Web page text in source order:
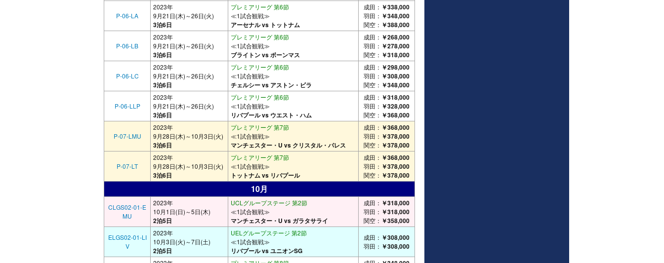
P-06-LA
2023年
9月21日(木)～26日(火)
3泊6日
プレミアリーグ 第6節
≪1試合観戦≫
アーセナル vs トットナム
成田： ￥338,000
羽田： ￥348,000
関空： ￥388,000
P-06-LB
2023年
9月21日(木)～26日(火)
3泊6日
プレミアリーグ 第6節
≪1試合観戦≫
ブライトン vs ボーンマス
成田： ￥268,000
羽田： ￥278,000
関空： ￥318,000
P-06-LC
2023年
9月21日(木)～26日(火)
3泊6日
プレミアリーグ 第6節
≪1試合観戦≫
チェルシー vs アストン・ビラ
成田： ￥298,000
羽田： ￥308,000
関空： ￥348,000
P-06-LLP
2023年
9月21日(木)～26日(火)
3泊6日
プレミアリーグ 第6節
≪1試合観戦≫
リバプール vs ウエスト・ハム
成田： ￥318,000
羽田： ￥328,000
関空： ￥368,000
P-07-LMU
2023年
9月28日(木)～10月3日(火)
3泊6日
プレミアリーグ 第7節
≪1試合観戦≫
マンチェスター・U vs クリスタル・パレス
成田： ￥368,000
羽田： ￥378,000
関空： ￥378,000
P-07-LT
2023年
9月28日(木)～10月3日(火)
3泊6日
プレミアリーグ 第7節
≪1試合観戦≫
トットナム vs リバプール
成田： ￥368,000
羽田： ￥378,000
関空： ￥378,000
10月
CLGS02-01-E
MU
2023年
10月1日(日)～5日(木)
2泊5日
UCLグループステージ 第2節
≪1試合観戦≫
マンチェスター・U vs ガラタサライ
成田： ￥318,000
羽田： ￥318,000
関空： ￥358,000
ELGS02-01-LI
V
2023年
10月3日(火)～7日(土)
2泊5日
UELグループステージ 第2節
≪1試合観戦≫
リバプール vs ユニオンSG
成田： ￥308,000
羽田： ￥308,000